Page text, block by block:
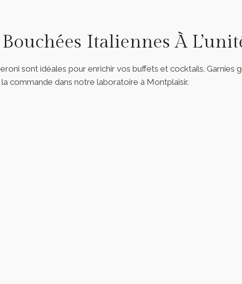
Italiennes À
sont idéales pour enrichir vos buffets et cocktails.
commande dans notre laboratoire à Montplaisir.